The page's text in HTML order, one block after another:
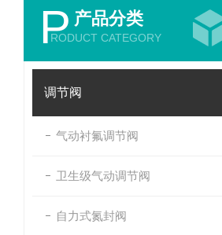
P 产品分类
RODUCT CATEGORY
调节阀
气动衬氟调节阀
卫生级气动调节阀
自力式氮封阀